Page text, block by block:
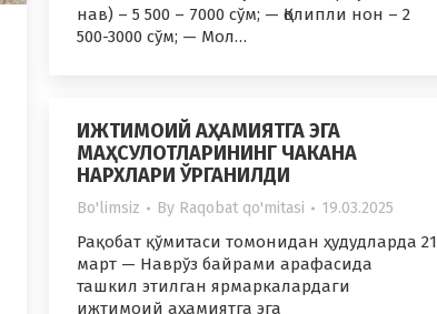
нав) – 5 500 – 7000 сўм; — Қолипли нон – 2
500-3000 сўм; — Мол…
ИЖТИМОИЙ АҲАМИЯТГА ЭГА
МАҲСУЛОТЛАРИНИНГ ЧАКАНА
НАРХЛАРИ ЎРГАНИЛДИ
Bo'limsiz By Raqobat qo'mitasi 19.03.2025
Рақобат қўмитаси томонидан ҳудудларда 21
март — Наврўз байрами арафасида
ташкил этилган ярмаркалардаги
ижтимоий аҳамиятга эга